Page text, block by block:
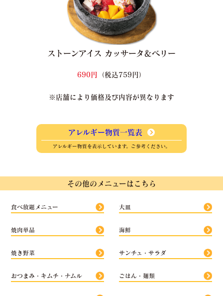
ストーンアイス カッサータ＆ベリー
690円 （税込759円）
※店舗により価格及び内容が異なります
アレルギー物質一覧表
アレルギー物質を表示しています。ご参考ください。
その他のメニューはこちら
食べ放題メニュー 大皿
焼肉単品 海鮮
焼き野菜 サンチュ・サラダ
おつまみ・キムチ・ナムル ごはん・麺類